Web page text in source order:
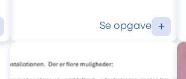
Se opgave +